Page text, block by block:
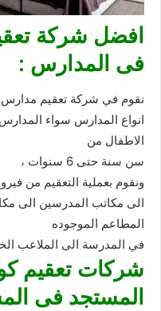
افضل شركة
فى المدارس :
نقوم في شركة تعقيم مدارس
انواع المدارس سواء
الاطفال من
سن سنة حتى 6 سنوات ،
ونقوم بعملية التعقيم من
الى مكاتب المدرسين الى
المطاعم الموجوده
في المدرسة الى الملاعب
شركات تعقيم
المستجد فى